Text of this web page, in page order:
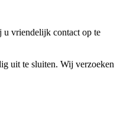
u vriendelijk contact op te
uit te sluiten. Wij verzoeken